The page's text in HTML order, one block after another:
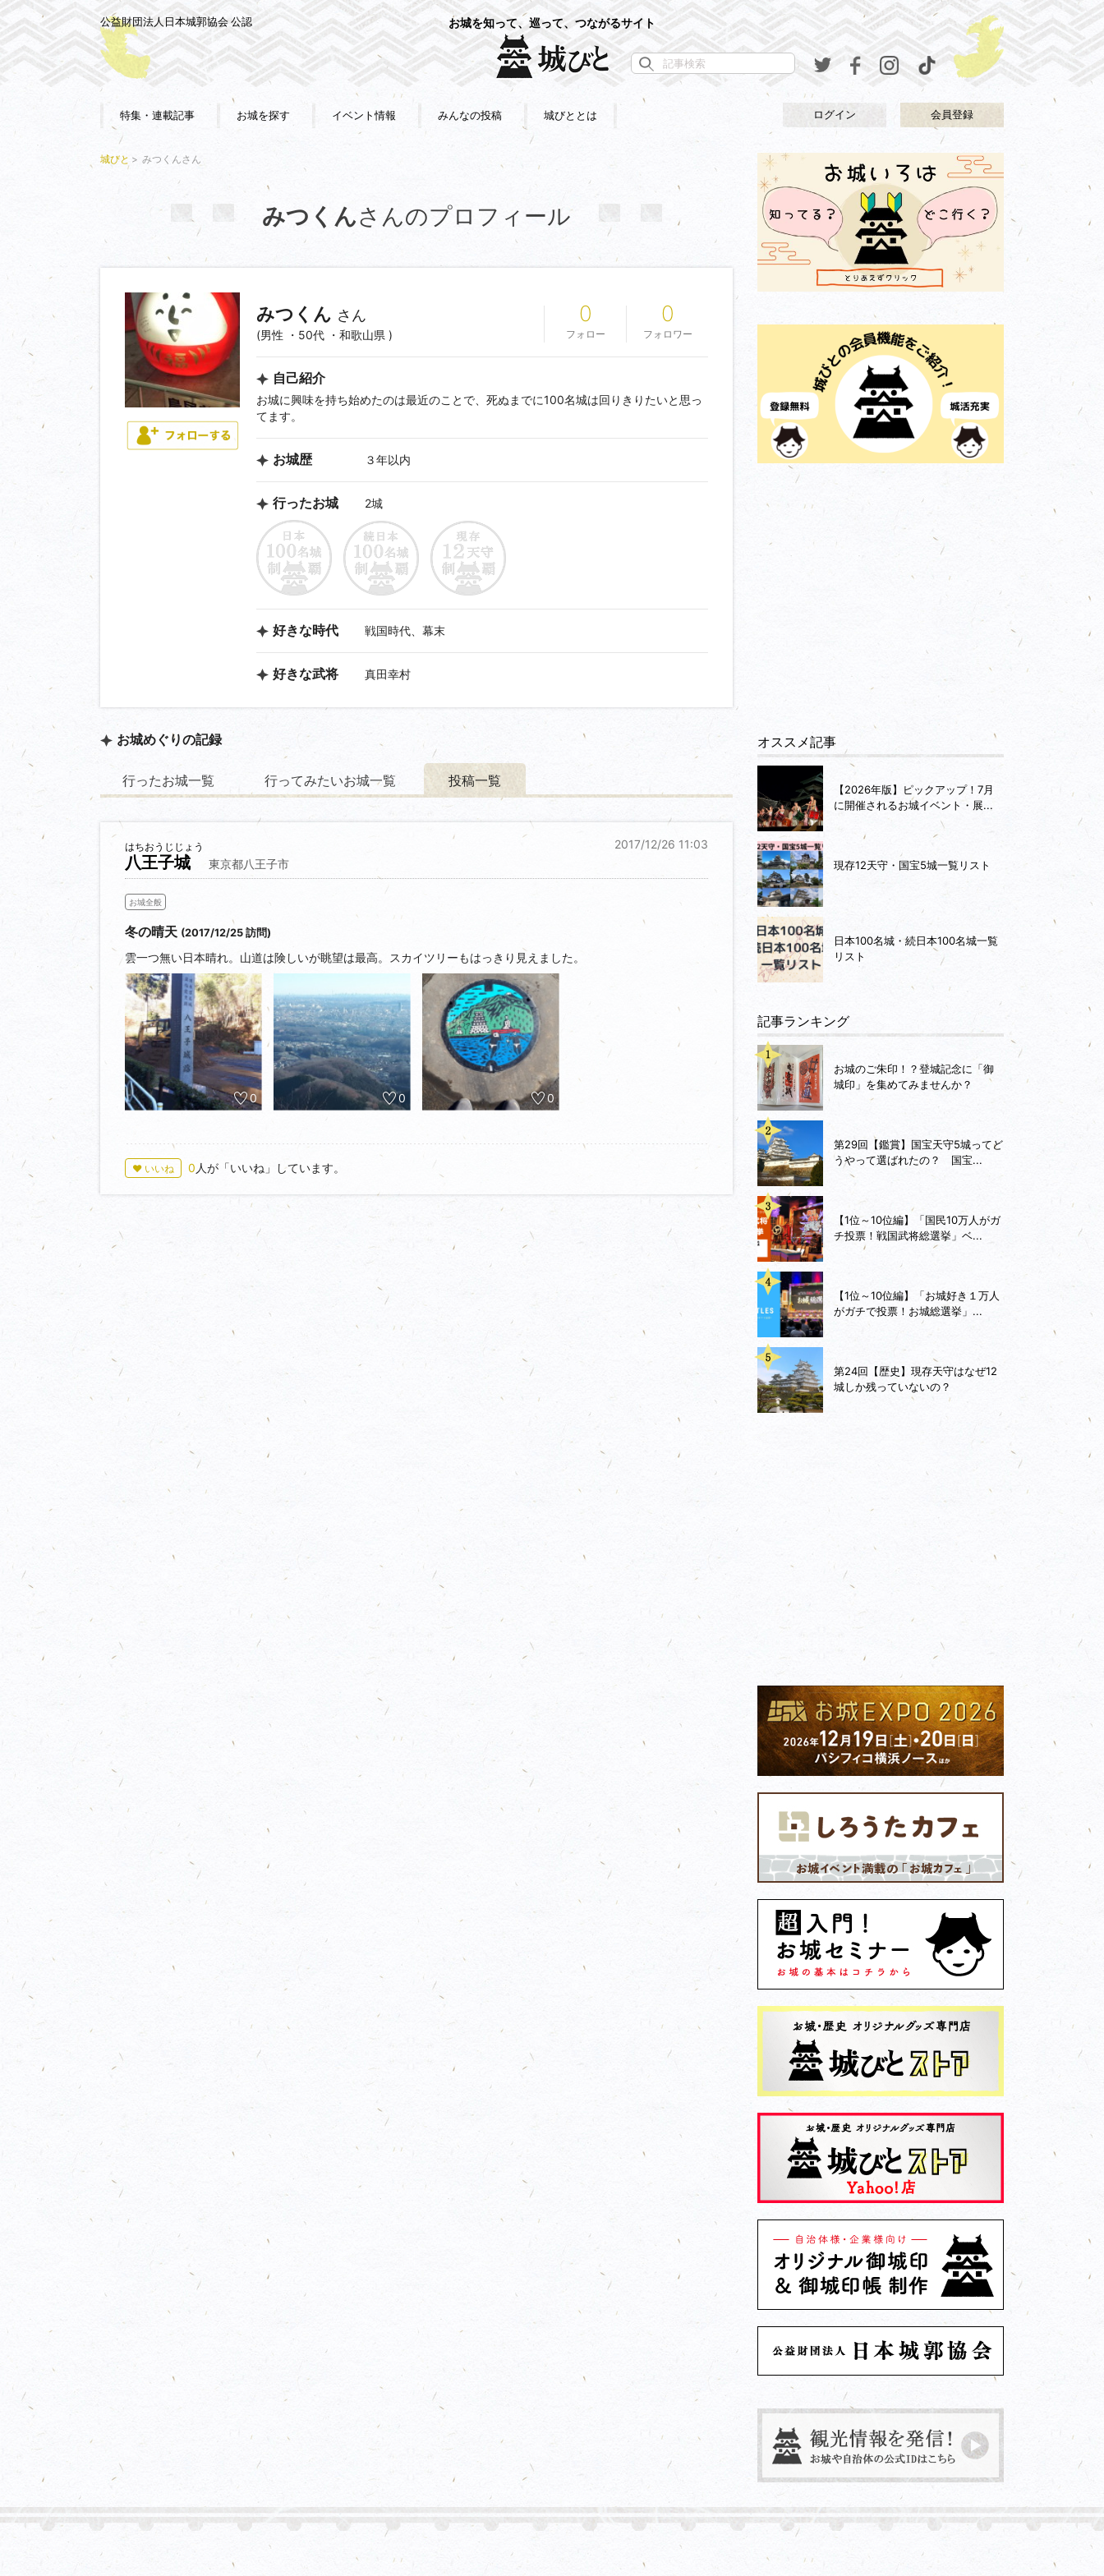
公益財団法人日本城郭協会 公認 お城を知って、巡って、つながるサイト
特集・連載記事 お城を探す イベント情報 みんなの投稿 城びととは ログイン 会員登録
城びと みつくんさん
みつくんさんのプロフィール
みつくん さん
(男性 ・50代 ・和歌山県 )
0
フォロー
0
フォロワー
自己紹介
お城に興味を持ち始めたのは最近のことで、死ぬまでに100名城は回りきりたいと思っ
てます。
お城歴 ３年以内
行ったお城 2城
好きな時代 戦国時代、幕末
好きな武将 真田幸村
お城めぐりの記録
行ったお城一覧 行ってみたいお城一覧 投稿一覧
2017/12/26 11:03
八王子城
はちおうじじょう
東京都八王子市
お城全般
冬の晴天 (2017/12/25 訪問)
雲一つ無い日本晴れ。山道は険しいが眺望は最高。スカイツリーもはっきり見えました。
0 0 0
♥ いいね 0 人が「いいね」しています。
オススメ記事
【2026年版】ピックアップ！7月
に開催されるお城イベント・展...
現存12天守・国宝5城一覧リスト
日本100名城・続日本100名城一覧
リスト
記事ランキング
お城のご朱印！？登城記念に「御
城印」を集めてみませんか？
第29回【鑑賞】国宝天守5城ってど
うやって選ばれたの？ 国宝...
【1位～10位編】「国民10万人がガ
チ投票！戦国武将総選挙」ベ...
【1位～10位編】「お城好き１万人
がガチで投票！お城総選挙」...
第24回【歴史】現存天守はなぜ12
城しか残っていないの？